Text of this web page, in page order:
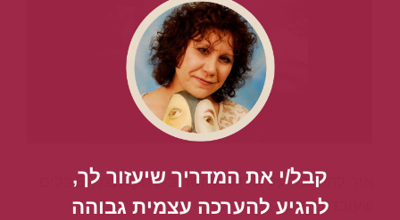
איך להתגבר על חרדה וחוסר ביטחון עצמי- 5 כלים
שעובדים חזק!
קבל/י את המדריך שיעזור לך,
להגיע להערכה עצמית גבוהה​